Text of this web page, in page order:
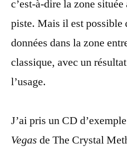
d’un
Audio
c’est-à-dire la zone
piste. Mais il est possible
données dans la zone
classique, avec un
l’usage.
J’ai pris un CD d’exemple
Vegas de The Crystal